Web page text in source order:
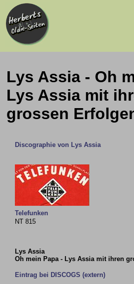
Lys Assia - Oh
Lys Assia mit
grossen
Discographie von Lys Assia
Telefunken
NT 815
Lys Assia
Oh mein Papa - Lys Assia mit ihren
Eintrag bei DISCOGS (extern)